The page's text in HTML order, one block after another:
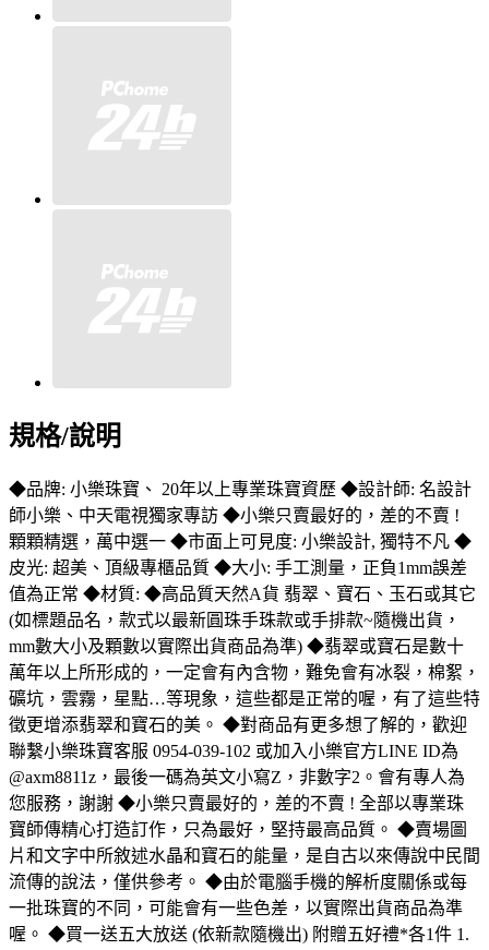
規格/說明
◆品牌: 小樂珠寶、 20年以上專業珠寶資歷 ◆設計師: 名設計
師小樂、中天電視獨家專訪 ◆小樂只賣最好的，差的不賣 !
顆顆精選，萬中選一 ◆市面上可見度: 小樂設計, 獨特不凡 ◆
皮光: 超美、頂級專櫃品質 ◆大小: 手工測量，正負1mm誤差
值為正常 ◆材質: ◆高品質天然A貨 翡翠、寶石、玉石或其它
(如標題品名，款式以最新圓珠手珠款或手排款~隨機出貨，
mm數大小及顆數以實際出貨商品為準) ◆翡翠或寶石是數十
萬年以上所形成的，一定會有內含物，難免會有冰裂，棉絮，
礦坑，雲霧，星點…等現象，這些都是正常的喔，有了這些特
徵更增添翡翠和寶石的美。 ◆對商品有更多想了解的，歡迎
聯繫小樂珠寶客服 0954-039-102 或加入小樂官方LINE ID為
@axm8811z，最後一碼為英文小寫Z，非數字2。會有專人為
您服務，謝謝 ◆小樂只賣最好的，差的不賣 ! 全部以專業珠
寶師傳精心打造訂作，只為最好，堅持最高品質。 ◆賣場圖
片和文字中所敘述水晶和寶石的能量，是自古以來傳說中民間
流傳的說法，僅供參考。 ◆由於電腦手機的解析度關係或每
一批珠寶的不同，可能會有一些色差，以實際出貨商品為準
喔。 ◆買一送五大放送 (依新款隨機出) 附贈五好禮*各1件 1.